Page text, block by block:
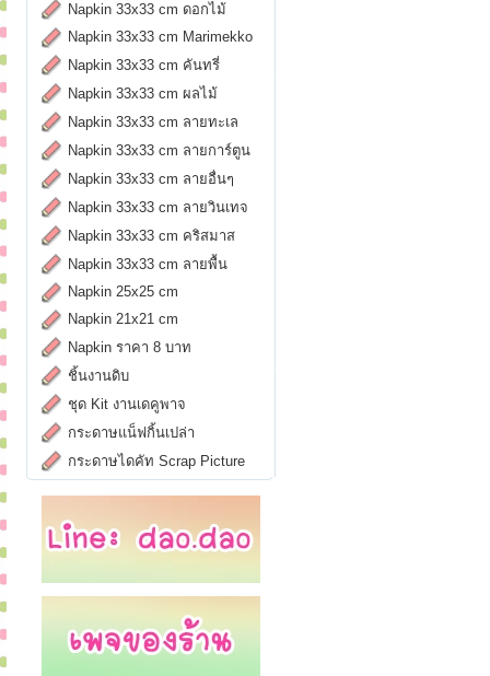
Napkin 33x33 cm ดอกไม้
Napkin 33x33 cm Marimekko
Napkin 33x33 cm คันทรี่
Napkin 33x33 cm ผลไม้
Napkin 33x33 cm ลายทะเล
Napkin 33x33 cm ลายการ์ตูน
Napkin 33x33 cm ลายอื่นๆ
Napkin 33x33 cm ลายวินเทจ
Napkin 33x33 cm คริสมาส
Napkin 33x33 cm ลายพื้น
Napkin 25x25 cm
Napkin 21x21 cm
Napkin ราคา 8 บาท
ชิ้นงานดิบ
ชุด Kit งานเดคูพาจ
กระดาษแน็ฟกิ้นเปล่า
กระดาษไดคัท Scrap Picture